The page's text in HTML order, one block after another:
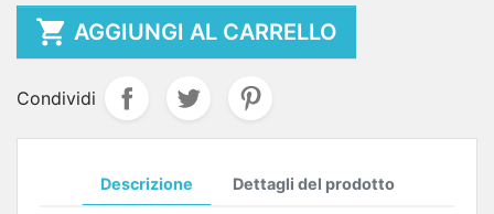
 AGGIUNGI AL CARRELLO
Condividi
Descrizione Dettagli del prodotto